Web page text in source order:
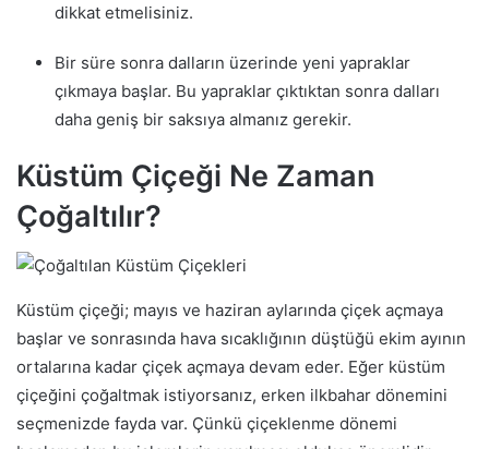
dikkat etmelisiniz.
Bir süre sonra dalların üzerinde yeni yapraklar
çıkmaya başlar. Bu yapraklar çıktıktan sonra dalları
daha geniş bir saksıya almanız gerekir.
Küstüm Çiçeği Ne Zaman
Çoğaltılır?
Küstüm çiçeği; mayıs ve haziran aylarında çiçek açmaya
başlar ve sonrasında hava sıcaklığının düştüğü ekim ayının
ortalarına kadar çiçek açmaya devam eder. Eğer küstüm
çiçeğini çoğaltmak istiyorsanız, erken ilkbahar dönemini
seçmenizde fayda var. Çünkü çiçeklenme dönemi